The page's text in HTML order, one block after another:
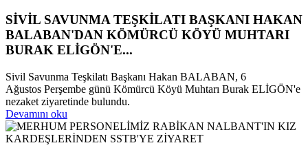
SİVİL SAVUNMA TEŞKİLATI BAŞKANI HAKAN
BALABAN'DAN KÖMÜRCÜ KÖYÜ MUHTARI
BURAK ELİGÖN'E...
Sivil Savunma Teşkilatı Başkanı Hakan BALABAN, 6
Ağustos Perşembe günü Kömürcü Köyü Muhtarı Burak ELİGÖN'e
nezaket ziyaretinde bulundu.
Devamını oku